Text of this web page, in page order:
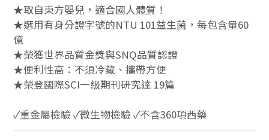
★取自東方嬰兒，適合國人體質！
★選用有身分證字號的NTU 101益生菌，每包含量60
億
★榮獲世界品質金獎與SNQ品質認證
★便利性高：不須冷藏、攜帶方便
★榮登國際SCI一級期刊研究達 19篇
✓重金屬檢驗 ✓微生物檢驗 ✓不含360項西藥